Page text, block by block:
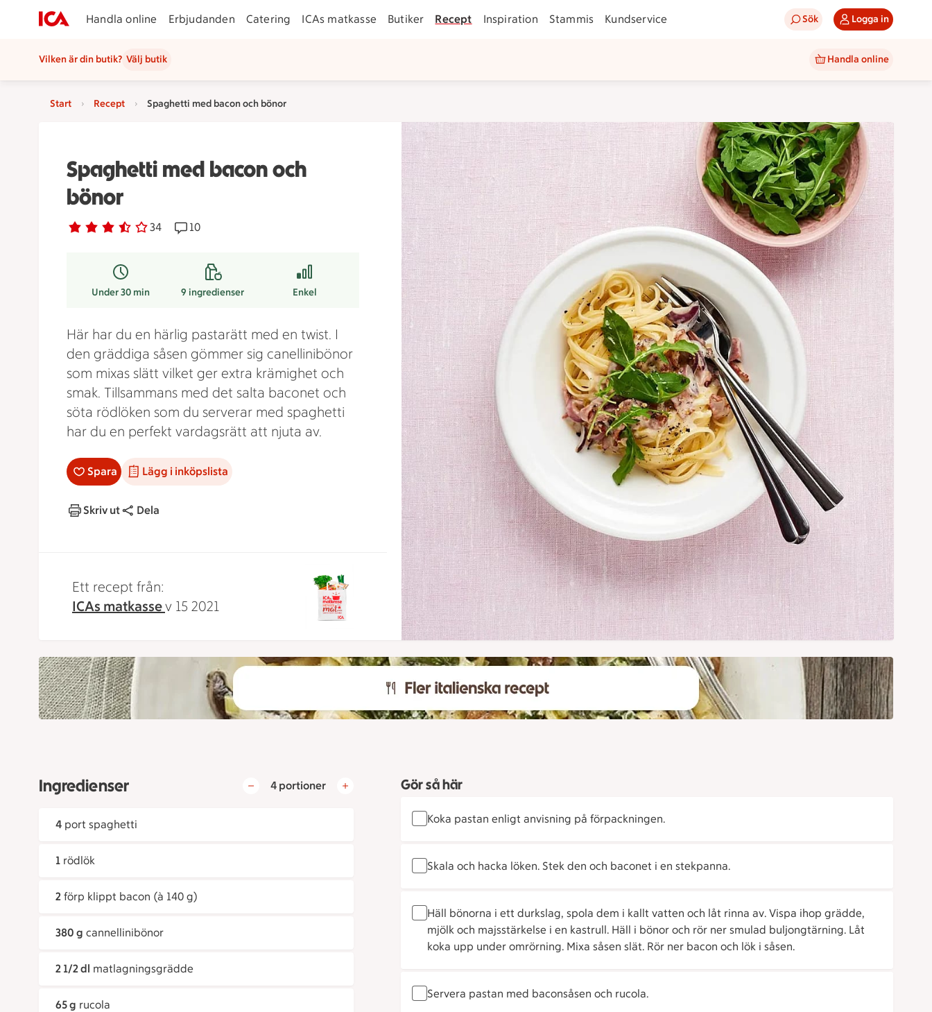
Handla online Erbjudanden Catering ICAs matkasse Butiker Recept Inspiration Stammis Kundservice Sök Logga in
Vilken är din butik? Välj butik Handla online
Start Recept Spaghetti med bacon och bönor
Spaghetti med bacon och
bönor
Betyg 3.4 av 5. 34
34 personer har röstatReceptet har 10 kommentarer
10
Under 30 min 9ingredienser Enkel
Här har du en härlig pastarätt med en twist. I
den gräddiga såsen gömmer sig canellinibönor
som mixas slätt vilket ger extra krämighet och
smak. Tillsammans med det salta baconet och
söta rödlöken som du serverar med spaghetti
har du en perfekt vardagsrätt att njuta av.
Spara Lägg i inköpslista
Skriv ut Dela
Ett recept från:
ICAs matkassev 15 2021
Ingredienser 4 portioner
4 port spaghetti
1 rödlök
2 förp klippt bacon (à 140 g)
380 g cannellinibönor
2 1/2 dl matlagningsgrädde
65 g rucola
Gör så här
Koka pastan enligt anvisning på förpackningen.
Skala och hacka löken. Stek den och baconet i en stekpanna.
Häll bönorna i ett durkslag, spola dem i kallt vatten och låt rinna av. Vispa ihop grädde,
mjölk och majsstärkelse i en kastrull. Häll i bönor och rör ner smulad buljongtärning. Låt
koka upp under omrörning. Mixa såsen slät. Rör ner bacon och lök i såsen.
Servera pastan med baconsåsen och rucola.